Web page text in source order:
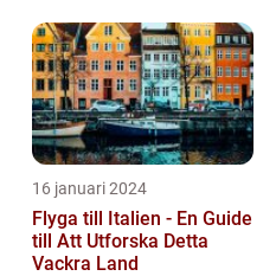
16 januari 2024
Flyga till Italien - En Guide
till Att Utforska Detta
Vackra Land